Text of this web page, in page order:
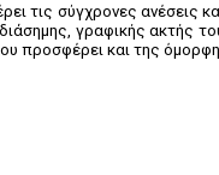
τις σύγχρονες
γραφικής ακτής
προσφέρει και της